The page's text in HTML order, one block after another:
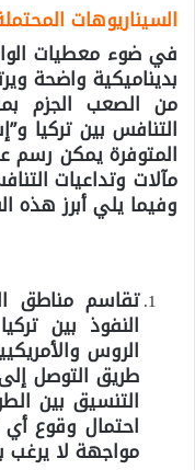
السيناريوهات
في ضوء معطيات
بديناميكية واضحة
من الصعب الجزم
التنافس بين تركيا
المتوفرة يمكن رسم
مآلات وتداعيات
وفيما يلي أبرز هذه
تقاسم مناطق
النفوذ بين
الروس
طريق التوصل
التنسيق بين
احتمال وقوع
مواجهة لا يرغب